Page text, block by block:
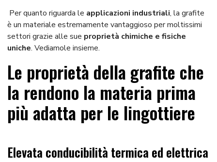
Per quanto riguarda le applicazioni industriali, la grafite
è un materiale estremamente vantaggioso per moltissimi
settori grazie alle sue proprietà chimiche e fisiche
uniche. Vediamole insieme.
Le proprietà della grafite che
la rendono la materia prima
più adatta per le lingottiere
Elevata conducibilità termica ed elettrica